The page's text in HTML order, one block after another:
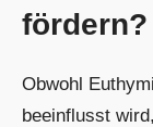
fördern?
Obwohl
beeinflusst